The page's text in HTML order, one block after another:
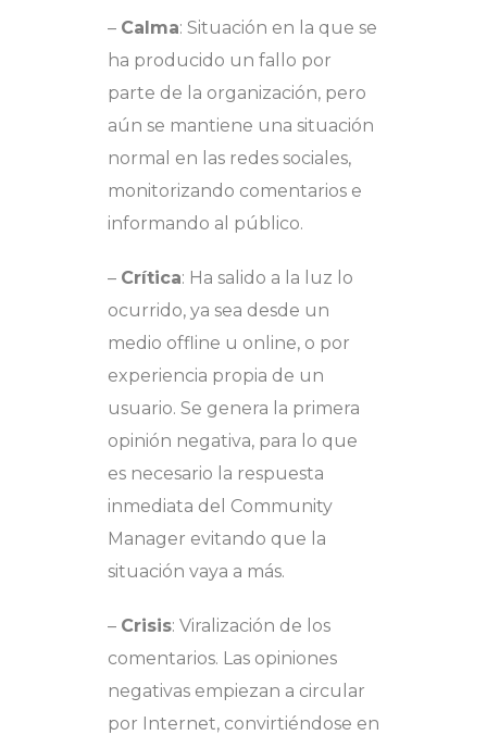
– Calma: Situación en la que se
ha producido un fallo por
parte de la organización, pero
aún se mantiene una situación
normal en las redes sociales,
monitorizando comentarios e
informando al público.
– Crítica: Ha salido a la luz lo
ocurrido, ya sea desde un
medio offline u online, o por
experiencia propia de un
usuario. Se genera la primera
opinión negativa, para lo que
es necesario la respuesta
inmediata del Community
Manager evitando que la
situación vaya a más.
– Crisis: Viralización de los
comentarios. Las opiniones
negativas empiezan a circular
por Internet, convirtiéndose en